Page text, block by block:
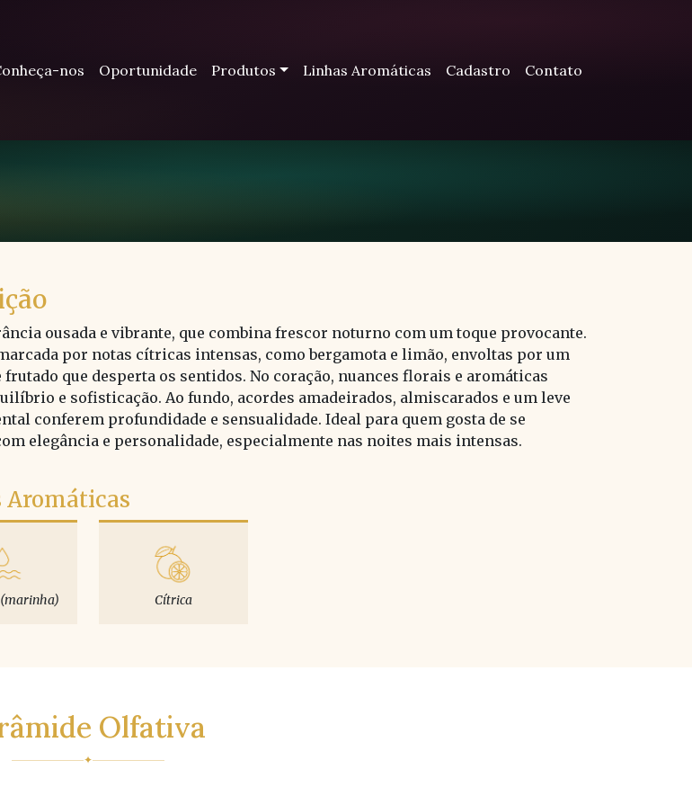
nos Oportunidade Produtos Linhas Aromáticas Cadastro Contato
ousada e vibrante, que combina frescor noturno com um toque provocante.
por notas cítricas intensas, como bergamota e limão, envoltas por um
frutado que desperta os sentidos. No coração, nuances florais e aromáticas
e sofisticação. Ao fundo, acordes amadeirados, almiscarados e um leve
conferem profundidade e sensualidade. Ideal para quem gosta de se
elegância e personalidade, especialmente nas noites mais intensas.
Aromáticas
Cítrica
Olfativa
✦